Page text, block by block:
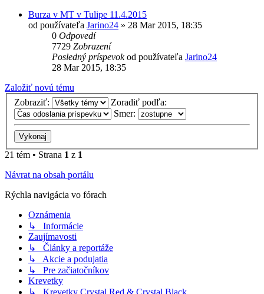
Burza v MT v Tulipe 11.4.2015
od používateľa Jarino24 » 28 Mar 2015, 18:35
0 Odpovedí
7729 Zobrazení
Posledný príspevokod používateľa Jarino24
28 Mar 2015, 18:35
Založiť novú tému
Zobraziť:
Zoradiť podľa:
Smer:
21 tém • Strana 1 z 1
Návrat na obsah portálu
Rýchla navigácia vo fórach
Oznámenia
↳ Informácie
Zaujímavosti
↳ Články a reportáže
↳ Akcie a podujatia
↳ Pre začiatočníkov
Krevetky